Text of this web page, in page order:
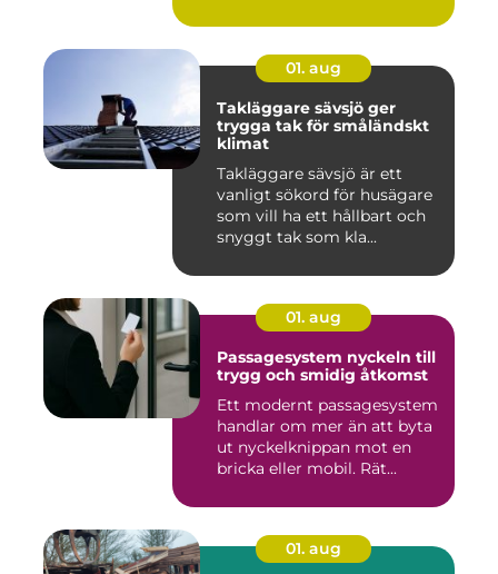
01. aug
Takläggare sävsjö ger
trygga tak för småländskt
klimat
Takläggare sävsjö är ett
vanligt sökord för husägare
som vill ha ett hållbart och
snyggt tak som kla...
01. aug
Passagesystem nyckeln till
trygg och smidig åtkomst
Ett modernt passagesystem
handlar om mer än att byta
ut nyckelknippan mot en
bricka eller mobil. Rät...
01. aug